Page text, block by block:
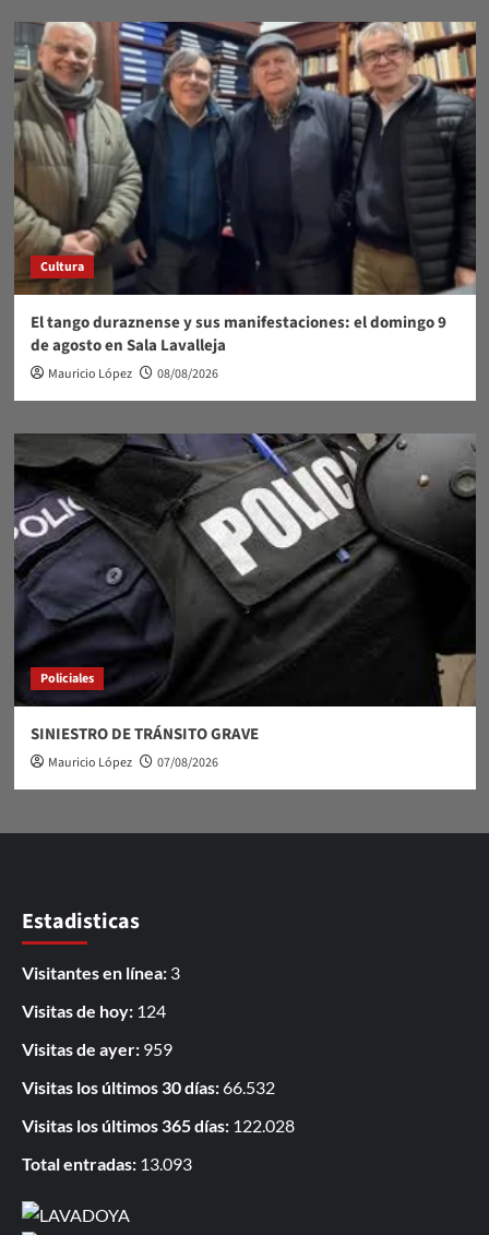
Cultura
El tango duraznense y sus manifestaciones: el domingo 9
de agosto en Sala Lavalleja
Mauricio López 08/08/2026
Policiales
SINIESTRO DE TRÁNSITO GRAVE
Mauricio López 07/08/2026
Estadisticas
Visitantes en línea: 3
Visitas de hoy: 124
Visitas de ayer: 959
Visitas los últimos 30 días:66.532
Visitas los últimos 365 días: 122.028
Total entradas: 13.093